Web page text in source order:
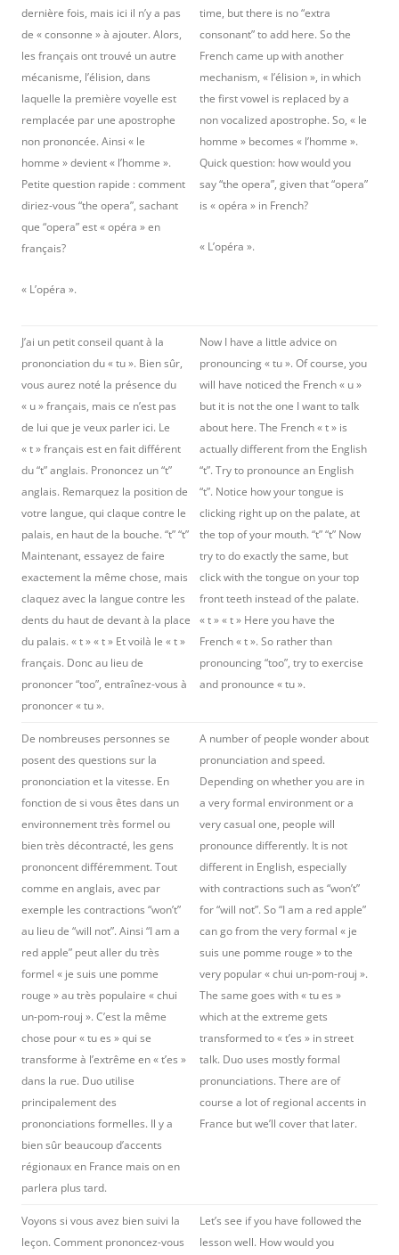
dernière fois, mais ici il n’y a pas
de « consonne » à ajouter. Alors,
les français ont trouvé un autre
mécanisme, l’élision, dans
laquelle la première voyelle est
remplacée par une apostrophe
non prononcée. Ainsi « le
homme » devient « l’homme ».
Petite question rapide : comment
diriez-vous “the opera”, sachant
que “opera” est « opéra » en
français?
« L’opéra ».
time, but there is no “extra
consonant” to add here. So the
French came up with another
mechanism, « l’élision », in which
the first vowel is replaced by a
non vocalized apostrophe. So, « le
homme » becomes « l’homme ».
Quick question: how would you
say “the opera”, given that “opera”
is « opéra » in French?
« L’opéra ».
J’ai un petit conseil quant à la
prononciation du « tu ». Bien sûr,
vous aurez noté la présence du
« u » français, mais ce n’est pas
de lui que je veux parler ici. Le
« t » français est en fait différent
du “t” anglais. Prononcez un “t”
anglais. Remarquez la position de
votre langue, qui claque contre le
palais, en haut de la bouche. “t” “t”
Maintenant, essayez de faire
exactement la même chose, mais
claquez avec la langue contre les
dents du haut de devant à la place
du palais. « t » « t » Et voilà le « t »
français. Donc au lieu de
prononcer “too”, entraînez-vous à
prononcer « tu ».
Now I have a little advice on
pronouncing « tu ». Of course, you
will have noticed the French « u »
but it is not the one I want to talk
about here. The French « t » is
actually different from the English
“t”. Try to pronounce an English
“t”. Notice how your tongue is
clicking right up on the palate, at
the top of your mouth. “t” “t” Now
try to do exactly the same, but
click with the tongue on your top
front teeth instead of the palate.
« t » « t » Here you have the
French « t ». So rather than
pronouncing “too”, try to exercise
and pronounce « tu ».
De nombreuses personnes se
posent des questions sur la
prononciation et la vitesse. En
fonction de si vous êtes dans un
environnement très formel ou
bien très décontracté, les gens
prononcent différemment. Tout
comme en anglais, avec par
exemple les contractions “won’t”
au lieu de “will not”. Ainsi “I am a
red apple” peut aller du très
formel « je suis une pomme
rouge » au très populaire « chui
un-pom-rouj ». C’est la même
chose pour « tu es » qui se
transforme à l’extrême en « t’es »
dans la rue. Duo utilise
principalement des
prononciations formelles. Il y a
bien sûr beaucoup d’accents
régionaux en France mais on en
parlera plus tard.
A number of people wonder about
pronunciation and speed.
Depending on whether you are in
a very formal environment or a
very casual one, people will
pronounce differently. It is not
different in English, especially
with contractions such as “won’t”
for “will not”. So “I am a red apple”
can go from the very formal « je
suis une pomme rouge » to the
very popular « chui un-pom-rouj ».
The same goes with « tu es »
which at the extreme gets
transformed to « t’es » in street
talk. Duo uses mostly formal
pronunciations. There are of
course a lot of regional accents in
France but we’ll cover that later.
Voyons si vous avez bien suivi la
leçon. Comment prononcez-vous
Let’s see if you have followed the
lesson well. How would you